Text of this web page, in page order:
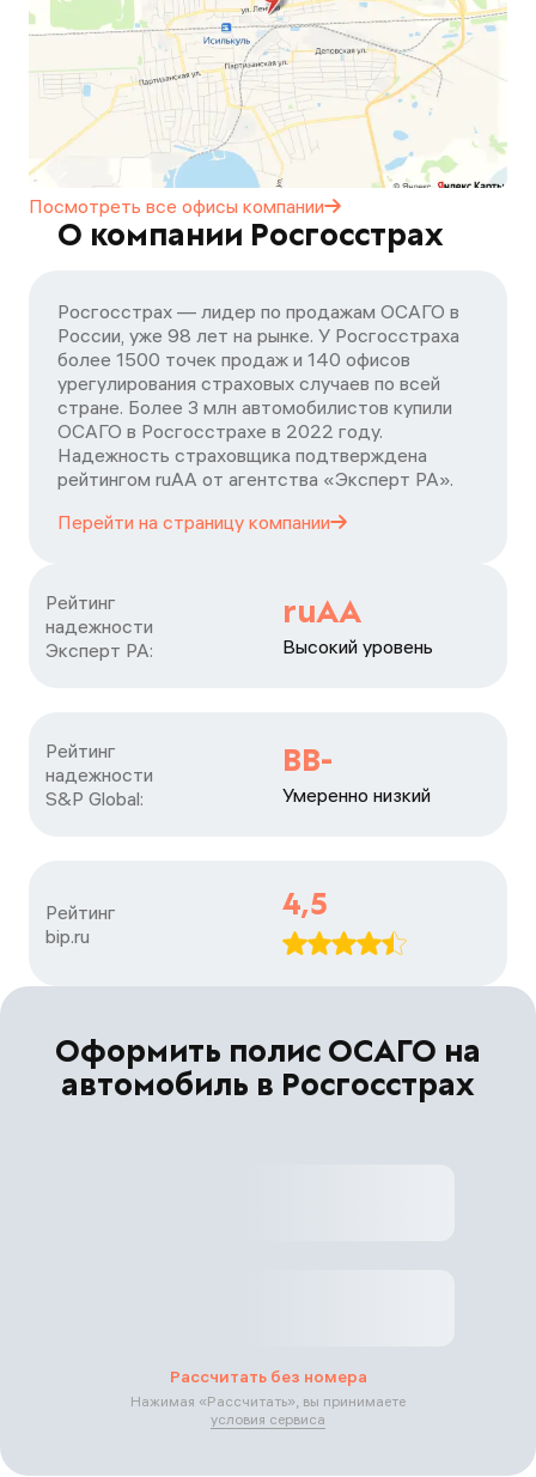
Посмотреть все офисы компании
О компании Росгосстрах
Росгосстрах — лидер по продажам ОСАГО в
России, уже 98 лет на рынке. У Росгосстраха
более 1500 точек продаж и 140 офисов
урегулирования страховых случаев по всей
стране. Более 3 млн автомобилистов купили
ОСАГО в Росгосстрахе в 2022 году.
Надежность страховщика подтверждена
рейтингом ruАА от агентства «Эксперт РА».
Перейти на страницу компании
Рейтинг
надежности
Эксперт РА:
ruAA
Высокий уровень
Рейтинг
надежности
S&P Global:
BB-
Умеренно низкий
Рейтинг
bip.ru
4,5
Оформить полис ОСАГО на
автомобиль в Росгосстрах
Рассчитать без номера
Нажимая «Рассчитать», вы принимаете
условия сервиса